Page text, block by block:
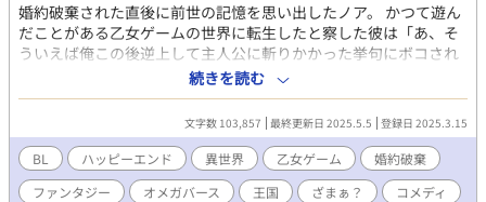
婚約破棄された直後に前世の記憶を思い出したノア。 かつて遊ん
だことがある乙女ゲームの世界に転生したと察した彼は「あ、そ
ういえば俺この後逆上して主人公に斬りかかった挙句にボコされ
て処刑されるんだったわ」と自分の運命を思い出す。 そしてメン
タルがアラフォーとなった彼には最早婚約者は顔が良いだけの二
股クズにしか見えず、あっさりと婚約破棄を快諾する。 「まぁ言
うてこの年で婚約破棄されたとなると独身確定か……いっそのこ
と出家して、転生者らしくギルドなんか登録しちゃって俺
TUEEE！でもやってみっか！」とポジティブに自分の身の振り方
を考えていたノアだったが、それまでまるで接点のなかったキラ
続きを読む
文字数 103,857 最終更新日 2025.5.5 登録日 2025.3.15
BL ハッピーエンド 異世界 乙女ゲーム
婚約破棄
ファンタジー
オメガバース 王国 ざまぁ？ コメディ